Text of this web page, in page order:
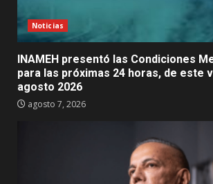
Noticias
INAMEH presentó las Condiciones
para las próximas 24 horas, de este
agosto 2026
agosto 7, 2026